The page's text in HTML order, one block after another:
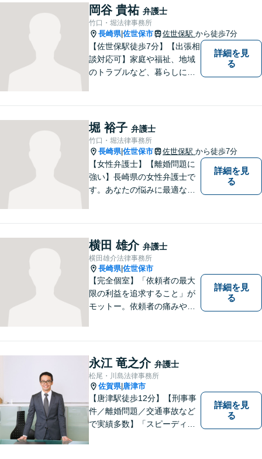
題・企業法務等、お困りごと
はなんでもご相談ください。
【他士業連携】
岡谷 貴祐 弁護士
竹口・堀法律事務所
長崎県|佐世保市 佐世保駅 から徒歩7分
【佐世保駅徒歩7分】【出張相
談対応可】家庭や福祉、地域
のトラブルなど、暮らしに根
寧にお話を伺うことを大切に
しています。
詳細を見
る
堀 裕子 弁護士
竹口・堀法律事務所
長崎県|佐世保市 佐世保駅 から徒歩7分
【女性弁護士】【離婚問題に
強い】長崎県の女性弁護士で
す。あなたの悩みに最適なリ
詳細を見
る
横田 雄介 弁護士
横田雄介法律事務所
長崎県|佐世保市
【完全個室】「依頼者の最大
限の利益を追求すること」が
モットー。依頼者の痛みや苦
す。他士業連携でワンストッ
プの手続きが可能◎【駐車場
あり】
詳細を見
る
永江 竜之介 弁護士
松尾・川島法律事務所
佐賀県| 唐津市
【唐津駅徒歩12分】【刑事事
件／離婚問題／交通事故など
で実績多数】「スピーディで
詳細を見
る